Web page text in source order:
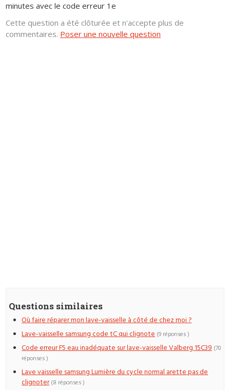
minutes avec le code erreur 1e
Cette question a été clôturée et n'accepte plus de
commentaires. Poser une nouvelle question
Questions similaires
Où faire réparer mon lave-vaisselle à côté de chez moi ?
Lave-vaisselle samsung code tC qui clignote (9 réponses )
Code erreur F5 eau inadéquate sur lave-vaisselle Valberg 15C39 (70
réponses )
Lave vaisselle samsung Lumière du cycle normal arette pas de
clignoter (8 réponses )